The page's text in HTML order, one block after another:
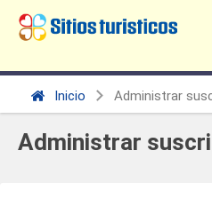
Inicio Administrar
Administrar